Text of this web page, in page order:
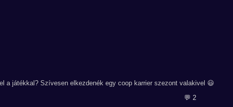
a játékkal? Szívesen elkezdenék egy coop karrier szezont valakivel 😃
💬 2